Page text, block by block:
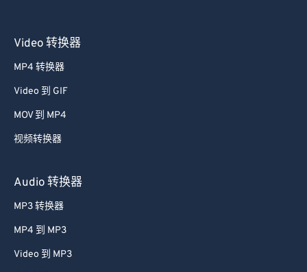
Video 转换器
MP4 转换器
Video 到 GIF
MOV 到 MP4
视频转换器
Audio 转换器
MP3 转换器
MP4 到 MP3
Video 到 MP3